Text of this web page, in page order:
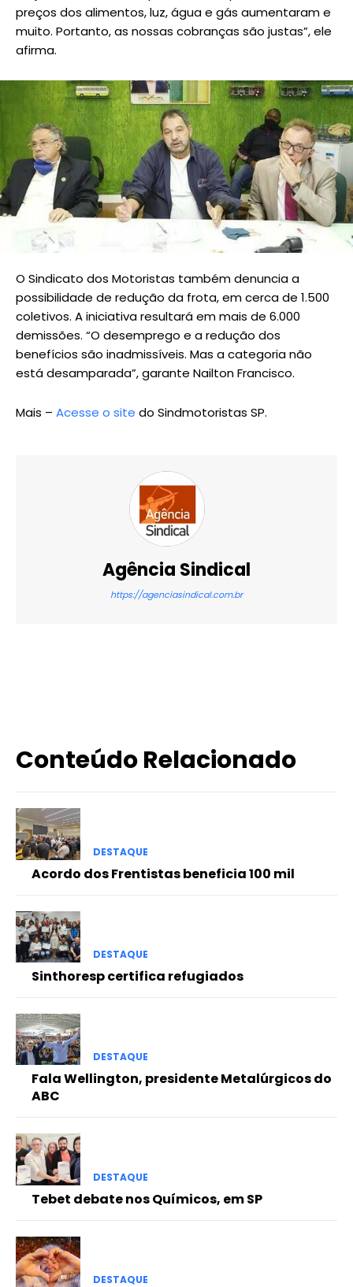
preços dos alimentos, luz, água e gás aumentaram e
muito. Portanto, as nossas cobranças são justas”, ele
afirma.
O Sindicato dos Motoristas também denuncia a
possibilidade de redução da frota, em cerca de 1.500
coletivos. A iniciativa resultará em mais de 6.000
demissões. “O desemprego e a redução dos
benefícios são inadmissíveis. Mas a categoria não
está desamparada”, garante Nailton Francisco.
Mais – Acesse o site do Sindmotoristas SP.
Agência Sindical
https://agenciasindical.com.br
Conteúdo Relacionado
DESTAQUE
Acordo dos Frentistas beneficia 100 mil
DESTAQUE
Sinthoresp certifica refugiados
DESTAQUE
Fala Wellington, presidente Metalúrgicos do
ABC
DESTAQUE
Tebet debate nos Químicos, em SP
DESTAQUE